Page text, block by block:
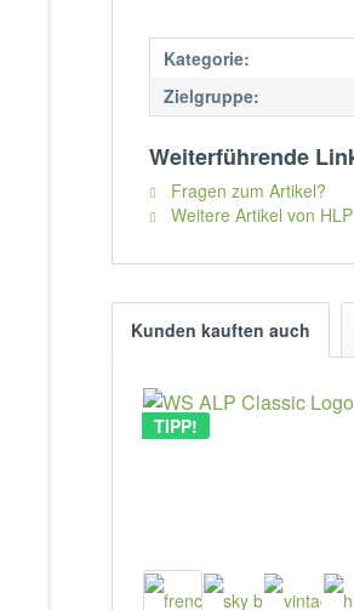
Kategorie:
Zielgruppe:
Weiterführende
Fragen zum Artikel?
Weitere Artikel von
Kunden kauften auch
TIPP!